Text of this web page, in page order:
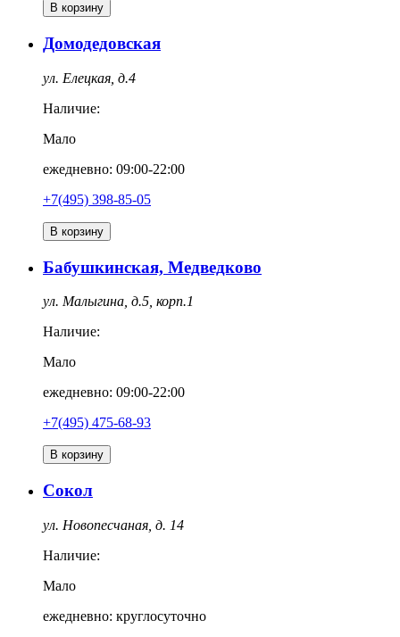
В корзину
Домодедовская
ул. Елецкая, д.4
Наличие:
Мало
ежедневно: 09:00-22:00
+7(495) 398-85-05
В корзину
Бабушкинская, Медведково
ул. Малыгина, д.5, корп.1
Наличие:
Мало
ежедневно: 09:00-22:00
+7(495) 475-68-93
В корзину
Сокол
ул. Новопесчаная, д. 14
Наличие:
Мало
ежедневно: круглосуточно